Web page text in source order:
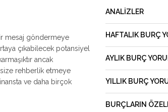
mesaj göndermeye
çıkabilecek potansiyel
ancak
rehberlik etmeye
ve daha birçok
ANALIZLER
HAFTALIK BURÇ
AYLIK BURÇ
YILLIK BURÇ
BURÇLARIN